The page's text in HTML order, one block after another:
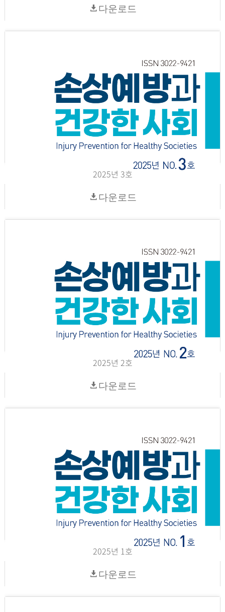
다운로드
2025년 3호
다운로드
2025년 2호
다운로드
2025년 1호
다운로드